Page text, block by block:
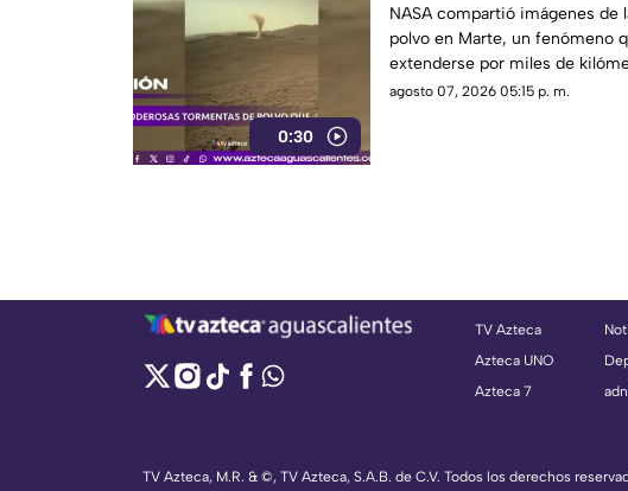
0:30
NASA compartió imágenes de
polvo en Marte, un fenómeno
extenderse por miles de
misiones de exploración
agosto 07, 2026 05:15 p. m.
TV Azteca
Azteca UNO
Azteca 7
TV Azteca, M.R. & ©, TV Azteca, S.A.B. de C.V. Todos los derechos